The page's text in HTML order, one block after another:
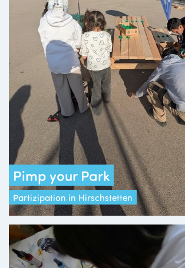
Pimp your Park
Partizipation in Hirschstetten